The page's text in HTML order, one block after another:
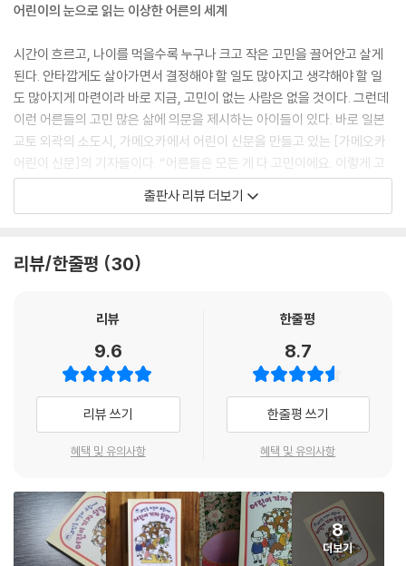
어린이의 눈으로 읽는 이상한 어른의 세계
시간이 흐르고, 나이를 먹을수록 누구나 크고 작은 고민을 끌어안고 살게
된다. 안타깝게도 살아가면서 결정해야 할 일도 많아지고 생각해야 할 일
도 많아지게 마련이라 바로 지금, 고민이 없는 사람은 없을 것이다. 그런데
이런 어른들의 고민 많은 삶에 의문을 제시하는 아이들이 있다. 바로 일본
교토 외곽의 소도시, 가메오카에서 어린이 신문을 만들고 있는 [가메오카
어린이 신문]의 기자들이다. “어른들은 모든 게 다 고민이에요. 이렇게 고
민만 하면서 살면 어떡하나요?”라고 깜찍하게 되묻는 어린이 기자들의 시
선은 우리를 잊고 있었던 동심으로 돌아가게 돕는다.
의 성격과 생활’, 4장은 ‘미래’로 자세히 들여다보면, ‘이성에게 인기를 얻
를 자꾸 그만둬요’, ‘죽는 것이 두려워요’ 등등 누구나 한 번쯤은 해 봤음직
크기가 작아지고, 무게가 가벼워진다. 곧이곧대로 들으면 신랄하고 어이없
게 들리기도 하지만, 의외로 문제의 본질을 꿰똟는 어린이 기자단의 명쾌
한 해답에 어른들의 고민은 간단하게 해결된다. 그동안 고민하느라 인생을
즐기지 못했던 어른들은 이 책을 통해 잊고 살았던 동심을 찾고 인생을 즐
기는 법을 깨달을 것이다.
일상의 작은 문제들부터 삶의 중요한 결정까지,
고민하는 어른들에게 꼭 들려주고픈 신랄하지만 정확한 답
[가메오카 어린이 신문]의 기자들이 어른들의 고민을 해결하는 방법은 참
출판사 리뷰 더보기
리뷰/한줄평 30
리뷰
9.6
리뷰 쓰기
혜택 및 유의사항
한줄평
8.7
한줄평 쓰기
혜택 및 유의사항
8
더보기